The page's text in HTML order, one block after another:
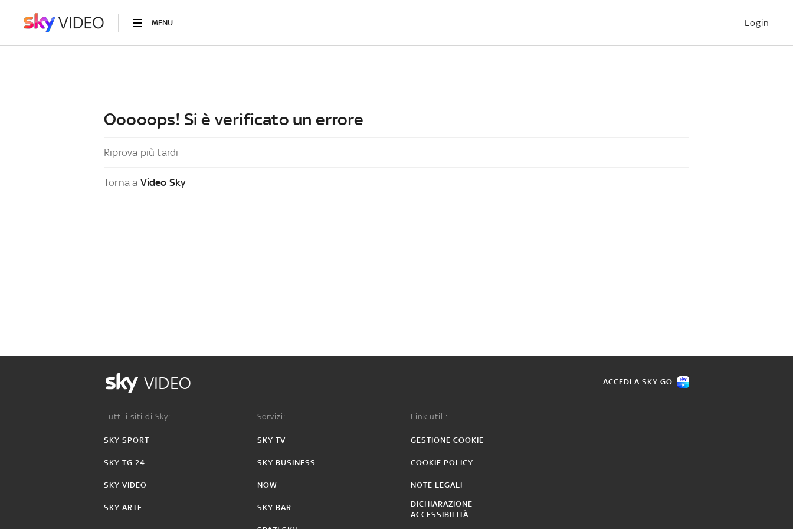
MENU Login
Ooooops! Si è verificato un errore
Riprova più tardi
Torna a Video Sky
VIDEO ACCEDI A SKY GO
Tutti i siti di Sky:
SKY SPORT
SKY TG 24
SKY VIDEO
SKY ARTE
Servizi:
SKY TV
SKY BUSINESS
NOW
SKY BAR
Link utili:
GESTIONE COOKIE
COOKIE POLICY
NOTE LEGALI
DICHIARAZIONE
ACCESSIBILITÀ